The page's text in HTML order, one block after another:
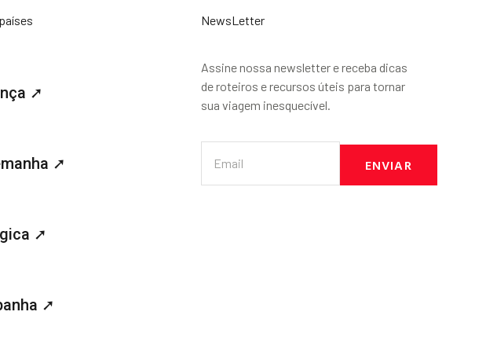
➚
➚
➚
➚
NewsLetter
Assine nossa newsletter e receba dicas
de roteiros e recursos úteis para tornar
sua viagem inesquecível.
ENVIAR